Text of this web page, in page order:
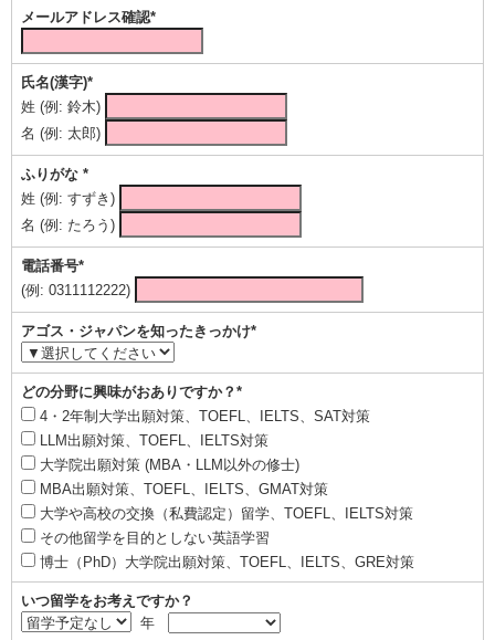
メールアドレス確認*
氏名(漢字)*
姓 (例: 鈴木)
名 (例: 太郎)
ふりがな *
姓 (例: すずき)
名 (例: たろう)
電話番号*
(例: 0311112222)
アゴス・ジャパンを知ったきっかけ*
どの分野に興味がおありですか？*
4・2年制大学出願対策、TOEFL、IELTS、SAT対策
LLM出願対策、TOEFL、IELTS対策
大学院出願対策 (MBA・LLM以外の修士)
MBA出願対策、TOEFL、IELTS、GMAT対策
大学や高校の交換（私費認定）留学、TOEFL、IELTS対策
その他留学を目的としない英語学習
博士（PhD）大学院出願対策、TOEFL、IELTS、GRE対策
いつ留学をお考えですか？
年